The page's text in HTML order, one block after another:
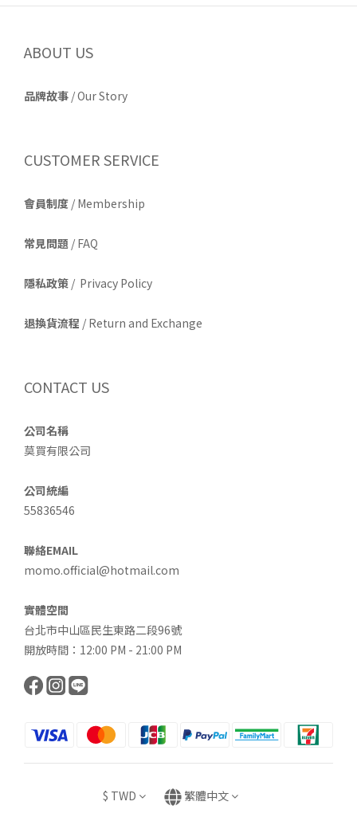
ABOUT US
品牌故事 /Our Story
CUSTOMER SERVICE
會員制度 / Membership
常見問題 / FAQ
隱私政策 / Privacy Policy
退換貨流程 / Return and Exchange
CONTACT US
公司名稱
莫買有限公司
公司統編
55836546
聯絡EMAIL
momo.official@hotmail.com
實體空間
台北市中山區民生東路二段96號
開放時間：12:00 PM - 21:00 PM
$ TWD 繁體中文